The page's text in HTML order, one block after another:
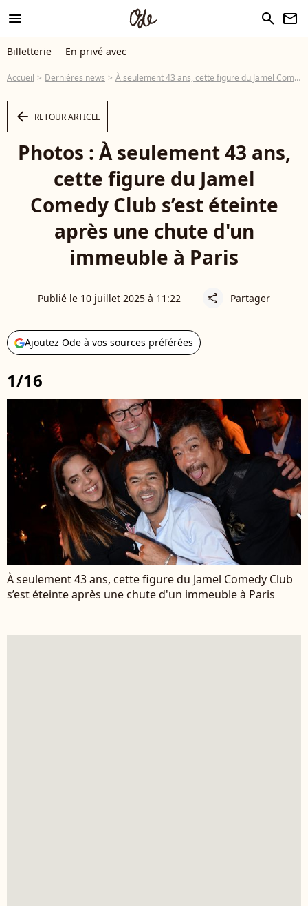
menu search newsletter
Billetterie En privé avec
Accueil Dernières news À seulement 43 ans, cette figure du Jamel Comedy Club s’est éteinte après une chute d'un immeuble à Paris
arrow_left RETOUR ARTICLE
Photos : À seulement 43 ans,
cette figure du Jamel
Comedy Club s’est éteinte
après une chute d'un
immeuble à Paris
Publié le 10 juillet 2025 à 11:22 share Partager
Ajoutez Ode à vos sources préférées
1/16
À seulement 43 ans, cette figure du Jamel Comedy Club
s’est éteinte après une chute d'un immeuble à Paris